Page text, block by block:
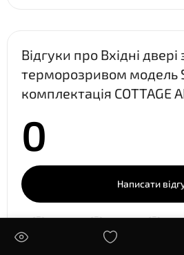
Відгуки про Вхідні двері
терморозривом модель
комплектація COTTAGE
0
Написати